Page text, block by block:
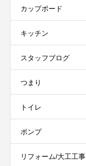
カップボード
キッチン
スタッフブログ
つまり
トイレ
ポンプ
リフォーム/大工工事